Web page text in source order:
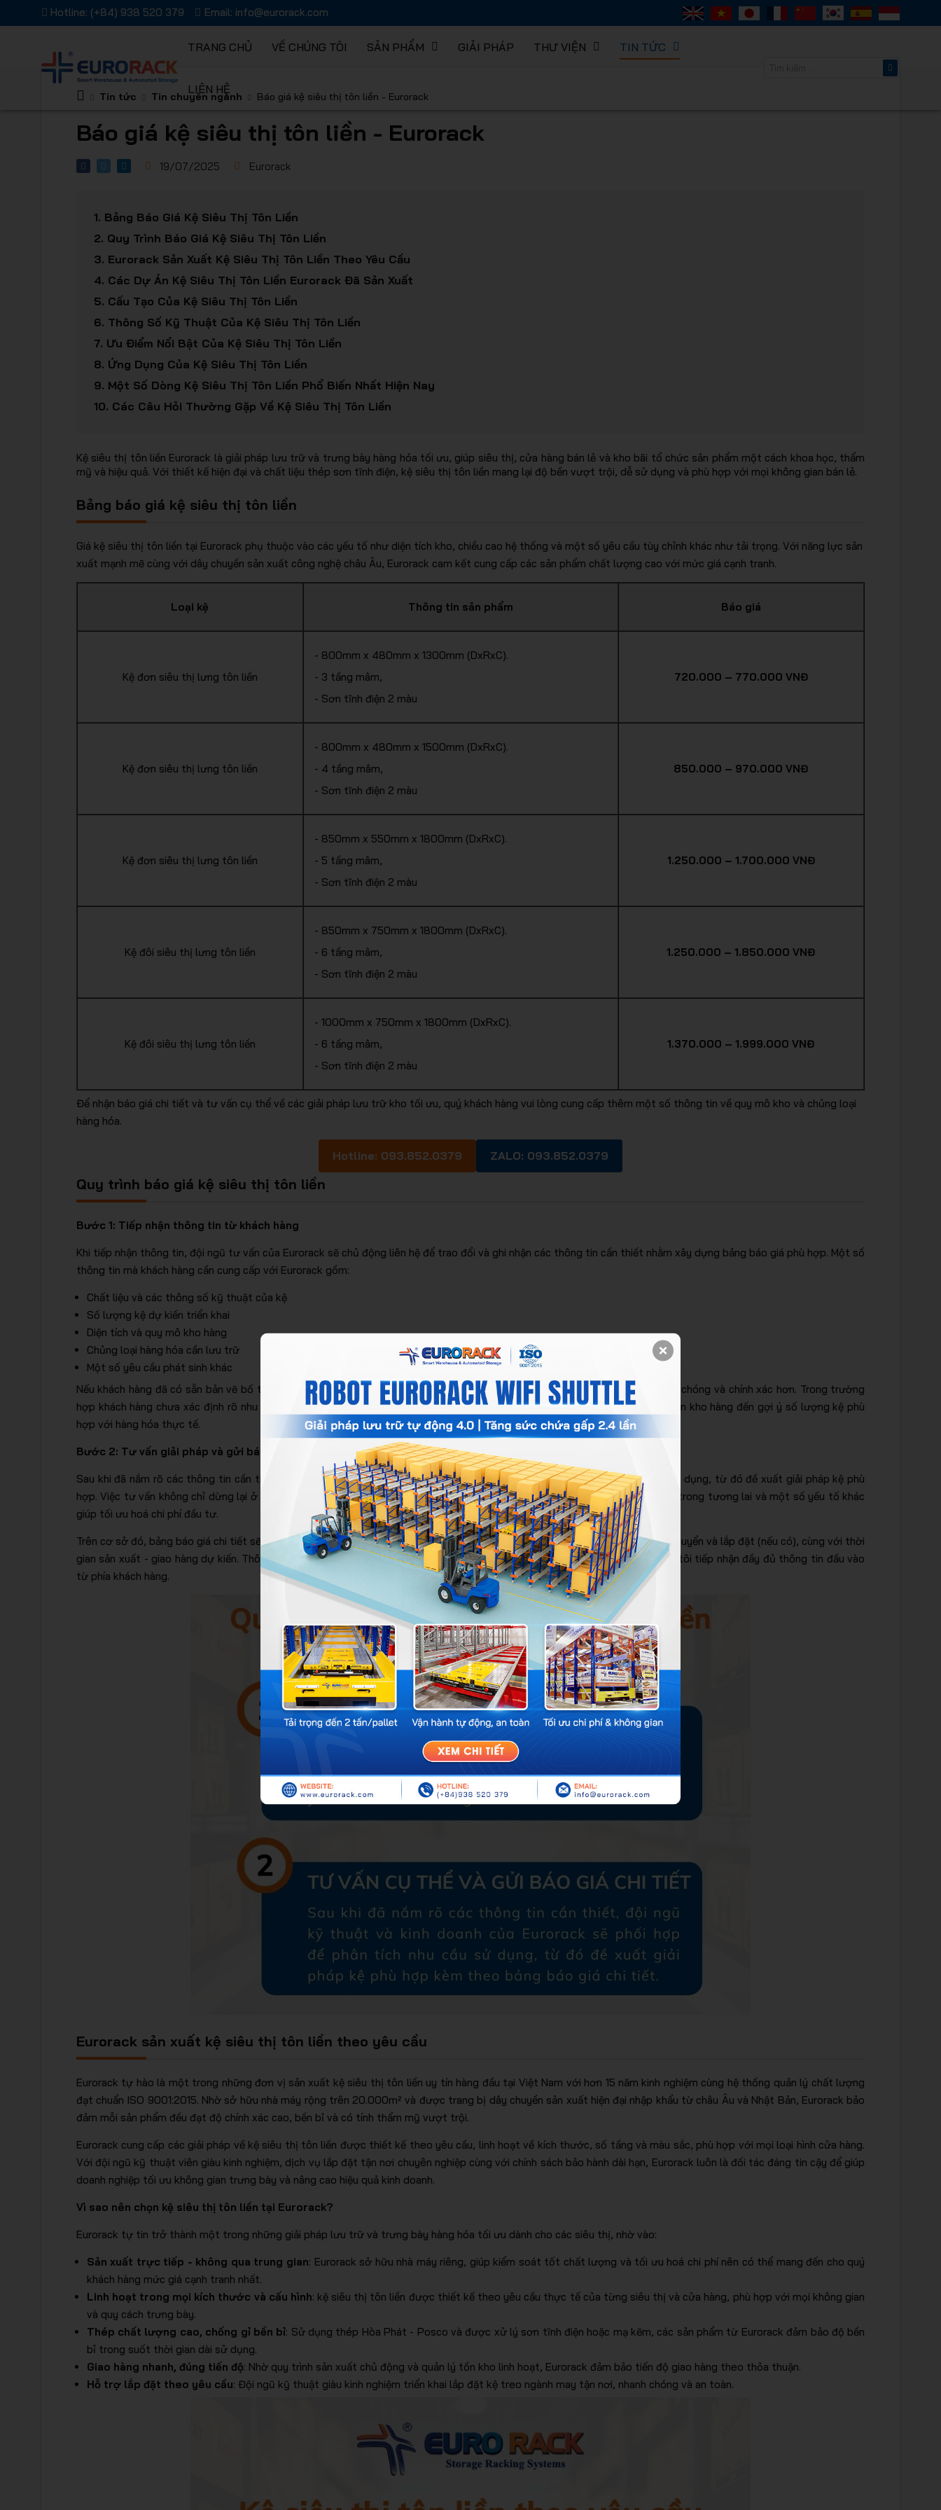
Hotline: (+84) 938 520 379 Email: info@eurorack.com
TRANG CHỦ VỀ CHÚNG TÔI SẢN PHẨM GIẢI PHÁP THƯ VIỆN TIN TỨC
LIÊN HỆ
Kệ chứa hàng EURORACK -
Giải pháp lưu trữ thông minh
Tin tức Tin chuyên ngành Báo giá kệ siêu thị tôn liền - Eurorack
Báo giá kệ siêu thị tôn liền - Eurorack
19/07/2025 Eurorack
1. Bảng Báo Giá Kệ Siêu Thị Tôn Liền
2. Quy Trình Báo Giá Kệ Siêu Thị Tôn Liền
3. Eurorack Sản Xuất Kệ Siêu Thị Tôn Liền Theo Yêu Cầu
4. Các Dự Án Kệ Siêu Thị Tôn Liền Eurorack Đã Sản Xuất
5. Cấu Tạo Của Kệ Siêu Thị Tôn Liền
6. Thông Số Kỹ Thuật Của Kệ Siêu Thị Tôn Liền
7. Ưu Điểm Nổi Bật Của Kệ Siêu Thị Tôn Liền
8. Ứng Dụng Của Kệ Siêu Thị Tôn Liền
9. Một Số Dòng Kệ Siêu Thị Tôn Liền Phổ Biến Nhất Hiện Nay
10. Các Câu Hỏi Thường Gặp Về Kệ Siêu Thị Tôn Liền
Kệ siêu thị tôn liền Eurorack là giải pháp lưu trữ và trưng bày hàng hóa tối ưu, giúp siêu thị, cửa hàng bán lẻ và kho bãi tổ chức sản phẩm một cách khoa học, thẩm
mỹ và hiệu quả. Với thiết kế hiện đại và chất liệu thép sơn tĩnh điện, kệ siêu thị tôn liền mang lại độ bền vượt trội, dễ sử dụng và phù hợp với mọi không gian bán lẻ.
Bảng báo giá kệ siêu thị tôn liền
Giá kệ siêu thị tôn liền tại Eurorack phụ thuộc vào các yếu tố như diện tích kho, chiều cao hệ thống và một số yêu cầu tùy chỉnh khác như tải trọng. Với năng lực sản
xuất mạnh mẽ cùng với dây chuyền sản xuất công nghệ châu Âu, Eurorack cam kết cung cấp các sản phẩm chất lượng cao với mức giá cạnh tranh.
Loại kệ Thông tin sản phẩm Báo giá
Kệ đơn siêu thị lưng tôn liền
- 800mm x 480mm x 1300mm (DxRxC).
- 3 tầng mâm,
- Sơn tĩnh điện 2 màu
720.000 – 770.000 VNĐ
Kệ đơn siêu thị lưng tôn liền
- 800mm x 480mm x 1500mm (DxRxC).
- 4 tầng mâm,
- Sơn tĩnh điện 2 màu
850.000 – 970.000 VNĐ
Kệ đơn siêu thị lưng tôn liền
- 850mm x 550mm x 1800mm (DxRxC).
- 5 tầng mâm,
- Sơn tĩnh điện 2 màu
1.250.000 – 1.700.000 VNĐ
Kệ đôi siêu thị lưng tôn liền
- 850mm x 750mm x 1800mm (DxRxC).
- 6 tầng mâm,
- Sơn tĩnh điện 2 màu
1.250.000 – 1.850.000 VNĐ
Kệ đôi siêu thị lưng tôn liền
- 1000mm x 750mm x 1800mm (DxRxC).
- 6 tầng mâm,
- Sơn tĩnh điện 2 màu
1.370.000 – 1.999.000 VNĐ
Để nhận báo giá chi tiết và tư vấn cụ thể về các giải pháp lưu trữ kho tối ưu, quý khách hàng vui lòng cung cấp thêm một số thông tin về quy mô kho và chủng loại
hàng hóa.
Hotline: 093.852.0379 ZALO: 093.852.0379
Quy trình báo giá kệ siêu thị tôn liền
Bước 1: Tiếp nhận thông tin từ khách hàng
Khi tiếp nhận thông tin, đội ngũ tư vấn của Eurorack sẽ chủ động liên hệ để trao đổi và ghi nhận các thông tin cần thiết nhằm xây dựng bảng báo giá phù hợp. Một số
thông tin mà khách hàng cần cung cấp với Eurorack gồm:
Chất liệu và các thông số kỹ thuật của kệ
Số lượng kệ dự kiến triển khai
Diện tích và quy mô kho hàng
Chủng loại hàng hóa cần lưu trữ
Một số yêu cầu phát sinh khác
Nếu khách hàng đã có sẵn bản vẽ bố trí mặt bằng hoặc các hình ảnh thực tế của kho hàng, quá trình tư vấn sẽ diễn ra nhanh chóng và chính xác hơn. Trong trường
hợp khách hàng chưa xác định rõ nhu cầu, đội ngũ kỹ thuật của Eurorack sẽ hỗ trợ tư vấn chi tiết, từ việc đo đạc không gian kho hàng đến gợi ý số lượng kệ phù
hợp với hàng hóa thực tế.
Bước 2: Tư vấn giải pháp và gửi báo giá chi tiết
Sau khi đã nắm rõ các thông tin cần thiết, đội ngũ kỹ thuật và kinh doanh của Eurorack sẽ phối hợp để phân tích nhu cầu sử dụng, từ đó đề xuất giải pháp kệ phù
hợp. Việc tư vấn không chỉ dừng lại ở kích thước hay số lượng kệ mà còn bao gồm cả tải trọng phù hợp, khả năng mở rộng trong tương lai và một số yếu tố khác
giúp tối ưu hoá chi phí đầu tư.
Trên cơ sở đó, bảng báo giá chi tiết sẽ được thiết lập, bao gồm mô tả sản phẩm rõ ràng, đơn giá theo số lượng, chi phí vận chuyển và lắp đặt (nếu có), cùng với thời
gian sản xuất - giao hàng dự kiến. Thông thường, thời gian phản hồi báo giá là trong vòng 03 ngày làm việc kể từ khi chúng tôi tiếp nhận đầy đủ thông tin đầu vào
từ phía khách hàng.
Eurorack sản xuất kệ siêu thị tôn liền theo yêu cầu
Eurorack tự hào là một trong những đơn vị sản xuất kệ siêu thị tôn liền uy tín hàng đầu tại Việt Nam với hơn 15 năm kinh nghiệm cùng hệ thống quản lý chất lượng
đạt chuẩn ISO 9001:2015. Nhờ sở hữu nhà máy rộng trên 20.000m² và được trang bị dây chuyền sản xuất hiện đại nhập khẩu từ châu Âu và Nhật Bản, Eurorack bảo
đảm mỗi sản phẩm đều đạt độ chính xác cao, bền bỉ và có tính thẩm mỹ vượt trội.
Eurorack cung cấp các giải pháp về kệ siêu thị tôn liền được thiết kế theo yêu cầu, linh hoạt về kích thước, số tầng và màu sắc, phù hợp với mọi loại hình cửa hàng.
Với đội ngũ kỹ thuật viên giàu kinh nghiệm, dịch vụ lắp đặt tận nơi chuyên nghiệp cùng với chính sách bảo hành dài hạn, Eurorack luôn là đối tác đáng tin cậy để giúp
doanh nghiệp tối ưu không gian trưng bày và nâng cao hiệu quả kinh doanh.
Vì sao nên chọn kệ siêu thị tôn liền tại Eurorack?
Eurorack tự tin trở thành một trong những giải pháp lưu trữ và trưng bày hàng hóa tối ưu dành cho các siêu thị, nhờ vào:
Sản xuất trực tiếp - không qua trung gian: Eurorack sở hữu nhà máy riêng, giúp kiểm soát tốt chất lượng và tối ưu hoá chi phí nên có thể mang đến cho quý
khách hàng mức giá cạnh tranh nhất.
Linh hoạt trong mọi kích thước và cấu hình: kệ siêu thị tôn liền được thiết kế theo yêu cầu thực tế của từng siêu thị và cửa hàng, phù hợp với mọi không gian
và quy cách trưng bày.
Thép chất lượng cao, chống gỉ bền bỉ: Sử dụng thép Hòa Phát - Posco và được xử lý sơn tĩnh điện hoặc mạ kẽm, các sản phẩm từ Eurorack đảm bảo độ bền
bỉ trong suốt thời gian dài sử dụng.
Giao hàng nhanh, đúng tiến độ: Nhờ quy trình sản xuất chủ động và quản lý tồn kho linh hoạt, Eurorack đảm bảo tiến độ giao hàng theo thỏa thuận.
Hỗ trợ lắp đặt theo yêu cầu: Đội ngũ kỹ thuật giàu kinh nghiệm triển khai lắp đặt kệ treo ngành may tận nơi, nhanh chóng và an toàn.